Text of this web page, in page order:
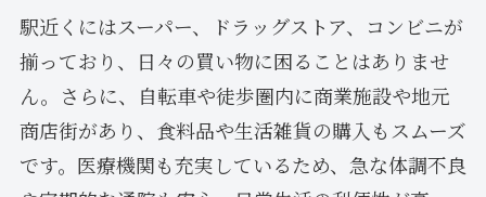
駅近くにはスーパー、ドラッグストア、コンビニが
揃っており、日々の買い物に困ることはありませ
ん。さらに、自転車や徒歩圏内に商業施設や地元
商店街があり、食料品や生活雑貨の購入もスムーズ
です。医療機関も充実しているため、急な体調不良